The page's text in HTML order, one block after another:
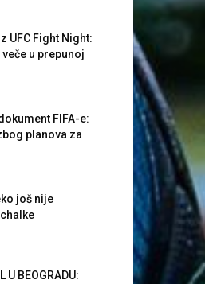
UFC Fight Night:
u prepunoj
FIFA-e:
planova za
još nije
U BEOGRADU: